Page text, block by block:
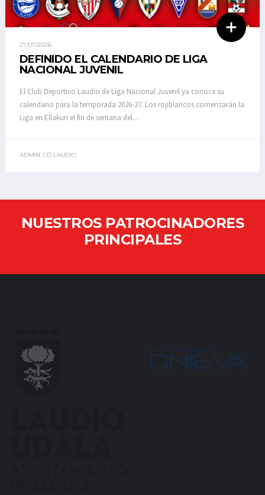
27/07/2026
DEFINIDO EL CALENDARIO DE LIGA
NACIONAL JUVENIL
El Club Deportivo Laudio de Liga Nacional Juvenil ya conoce su
calendario para la temporada 2026-27. Los rojiblancos comenzarán la
Liga en Ellakuri el fin de semana del...
ADMIN. CD LAUDIO
NUESTROS PATROCINADORES
PRINCIPALES